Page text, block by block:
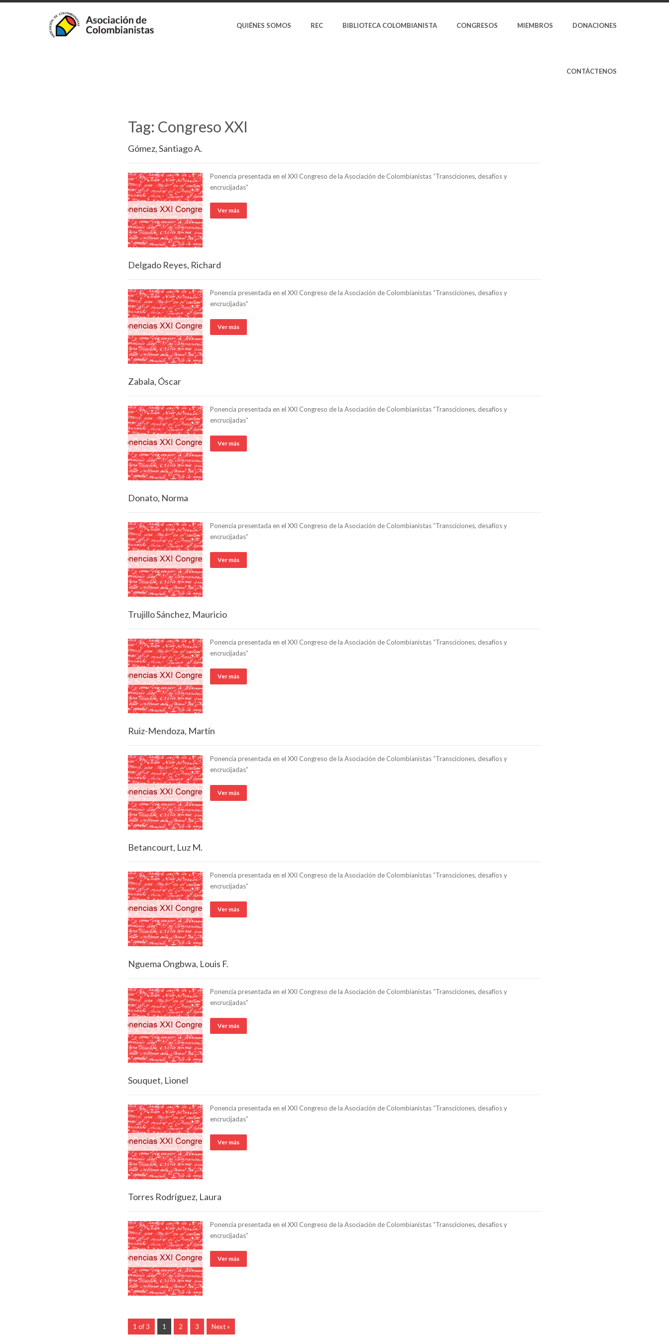
QUIÉNES SOMOS REC BIBLIOTECA COLOMBIANISTA CONGRESOS MIEMBROS DONACIONES
CONTÁCTENOS
Tag: Congreso XXI
Gómez, Santiago A.
Ponencia presentada en el XXI Congreso de la Asociación de Colombianistas “Transciciones, desafíos y
encrucijadas”
Ver más
Delgado Reyes, Richard
Ponencia presentada en el XXI Congreso de la Asociación de Colombianistas “Transciciones, desafíos y
encrucijadas”
Ver más
Zabala, Óscar
Ponencia presentada en el XXI Congreso de la Asociación de Colombianistas “Transciciones, desafíos y
encrucijadas”
Ver más
Donato, Norma
Ponencia presentada en el XXI Congreso de la Asociación de Colombianistas “Transciciones, desafíos y
encrucijadas”
Ver más
Trujillo Sánchez, Mauricio
Ponencia presentada en el XXI Congreso de la Asociación de Colombianistas “Transciciones, desafíos y
encrucijadas”
Ver más
Ruiz-Mendoza, Martín
Ponencia presentada en el XXI Congreso de la Asociación de Colombianistas “Transciciones, desafíos y
encrucijadas”
Ver más
Betancourt, Luz M.
Ponencia presentada en el XXI Congreso de la Asociación de Colombianistas “Transciciones, desafíos y
encrucijadas”
Ver más
Nguema Ongbwa, Louis F.
Ponencia presentada en el XXI Congreso de la Asociación de Colombianistas “Transciciones, desafíos y
encrucijadas”
Ver más
Souquet, Lionel
Ponencia presentada en el XXI Congreso de la Asociación de Colombianistas “Transciciones, desafíos y
encrucijadas”
Ver más
Torres Rodríguez, Laura
Ponencia presentada en el XXI Congreso de la Asociación de Colombianistas “Transciciones, desafíos y
encrucijadas”
Ver más
1 of 3 1 2 3 Next »